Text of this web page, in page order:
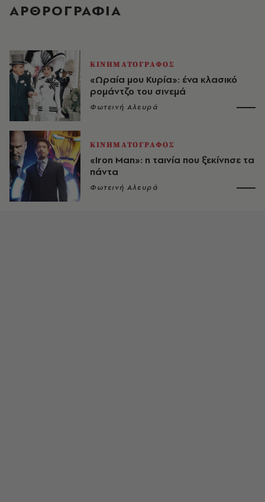
ΑΡΘΡΟΓΡΑΦΙΑ
ΚΙΝΗΜΑΤΟΓΡΑΦΟΣ
«Ωραία μου Κυρία»: ένα κλασικό
ρομάντζο του σινεμά
Φωτεινή Αλευρά
ΚΙΝΗΜΑΤΟΓΡΑΦΟΣ
«Iron Man»: η ταινία που ξεκίνησε τα
πάντα
Φωτεινή Αλευρά